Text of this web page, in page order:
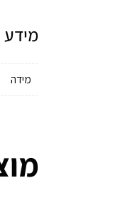
מידע
מידה